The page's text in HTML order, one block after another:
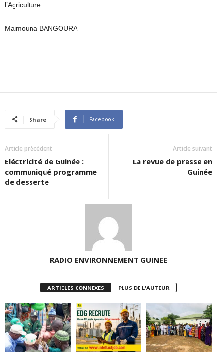
l’Agriculture.
Maimouna BANGOURA
Share Facebook
Article précédent
Eléctricité de Guinée :
communiqué programme
de desserte
Article suivant
La revue de presse en
Guinée
RADIO ENVIRONNEMENT GUINEE
ARTICLES CONNEXES PLUS DE L'AUTEUR